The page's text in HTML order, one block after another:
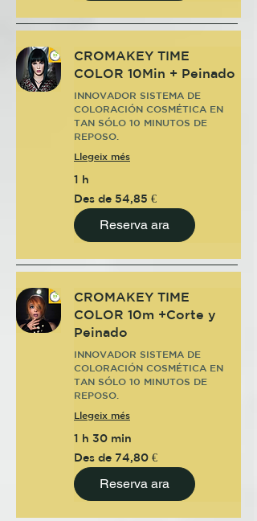
CROMAKEY TIME
COLOR 10Min + Peinado
INNOVADOR SISTEMA DE
COLORACIÓN COSMÉTICA EN
TAN SÓLO 10 MINUTOS DE
REPOSO.
Llegeix més
1 h
Des
de
54,85
euros
Des de 54,85 €
Reserva ara
CROMAKEY TIME
COLOR 10m +Corte y
Peinado
INNOVADOR SISTEMA DE
COLORACIÓN COSMÉTICA EN
TAN SÓLO 10 MINUTOS DE
REPOSO.
Llegeix més
1 h 30 min
Des
de
74,80
euros
Des de 74,80 €
Reserva ara